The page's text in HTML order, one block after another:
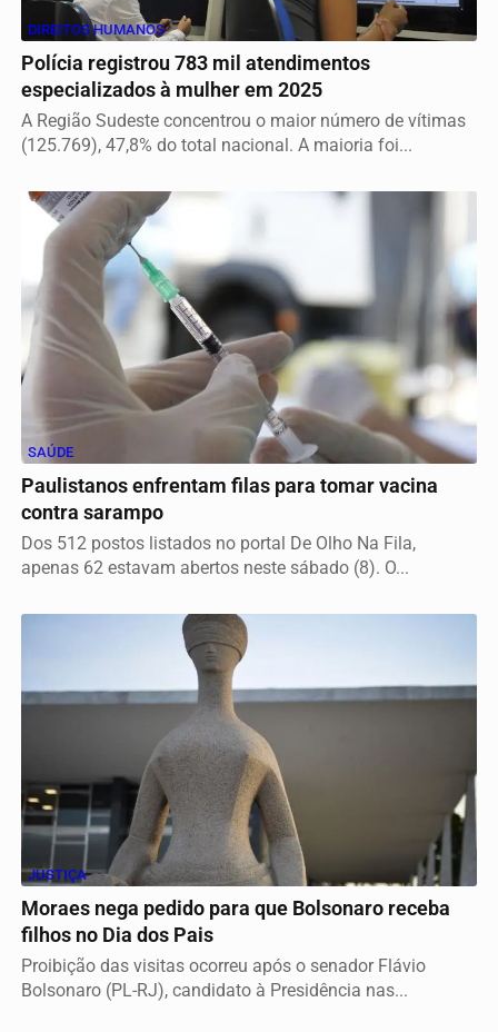
DIREITOS HUMANOS
Polícia registrou 783 mil atendimentos
especializados à mulher em 2025
A Região Sudeste concentrou o maior número de vítimas
(125.769), 47,8% do total nacional. A maioria foi...
SAÚDE
Paulistanos enfrentam filas para tomar vacina
contra sarampo
Dos 512 postos listados no portal De Olho Na Fila,
apenas 62 estavam abertos neste sábado (8). O...
JUSTIÇA
Moraes nega pedido para que Bolsonaro receba
filhos no Dia dos Pais
Proibição das visitas ocorreu após o senador Flávio
Bolsonaro (PL-RJ), candidato à Presidência nas...